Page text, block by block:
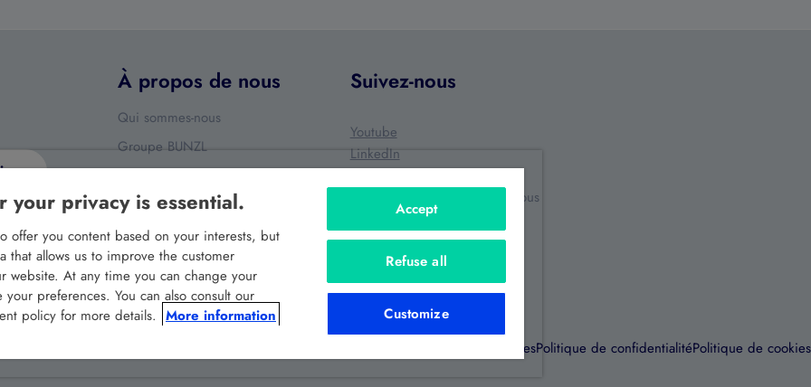
de
vos
À propos de nous
Qui sommes-nous
Groupe BUNZL
Nos services
Nos actualités
Contact
Suivez-nous
Youtube
LinkedIn
Vous avez détecté un bug, vous
souhaitez une amélioration ?
Envoyer mes remarques
Mentions légalesPolitique de confidentialitéPolitique de cookies
your privacy is essential.
offer you content based on your interests, but
that allows us to improve the customer
website. At any time you can change your
preferences. You can also consult our
policy for more details. More information
Accept
Refuse all
Customize